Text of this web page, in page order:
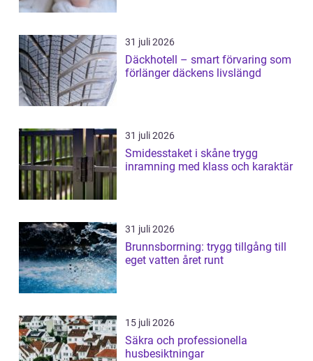
31 juli 2026
Däckhotell – smart förvaring som
förlänger däckens livslängd
31 juli 2026
Smidesstaket i skåne trygg
inramning med klass och karaktär
31 juli 2026
Brunnsborrning: trygg tillgång till
eget vatten året runt
15 juli 2026
Säkra och professionella
husbesiktningar